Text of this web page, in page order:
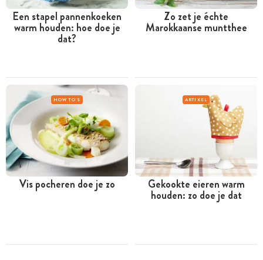
Een stapel pannenkoeken
warm houden: hoe doe je
dat?
Zo zet je échte
Marokkaanse muntthee
HOW TO'S
Vis pocheren doe je zo
ARTIKEL
Gekookte eieren warm
houden: zo doe je dat